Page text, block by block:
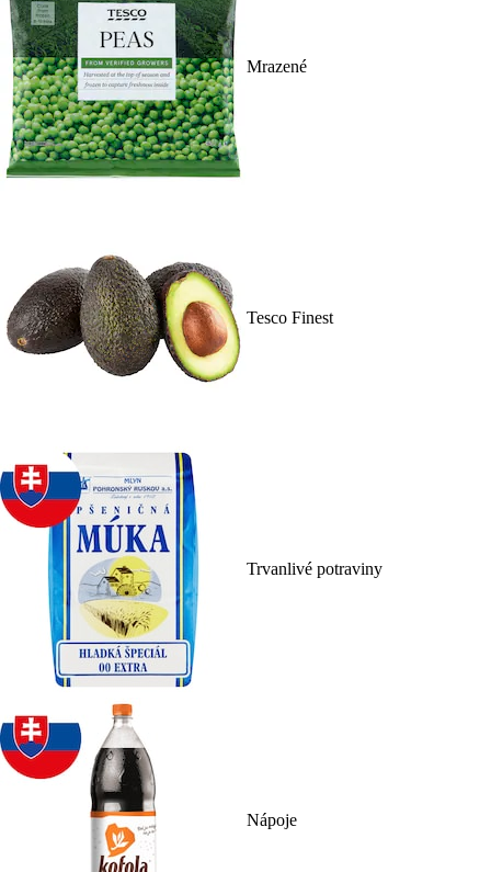
Mrazené
Tesco Finest
Trvanlivé potraviny
Nápoje